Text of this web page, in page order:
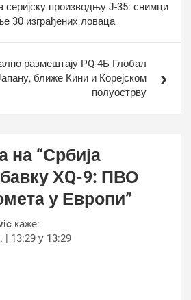
серијску производњу Ј-35: снимци
30 изграђених ловаца
размештају РQ-4Б Глобал
ближе Кини и Корејском
полуострву
на “Србија
ХQ-9: ПВО
у Европи”
каже:
| 13:29 у 13:29